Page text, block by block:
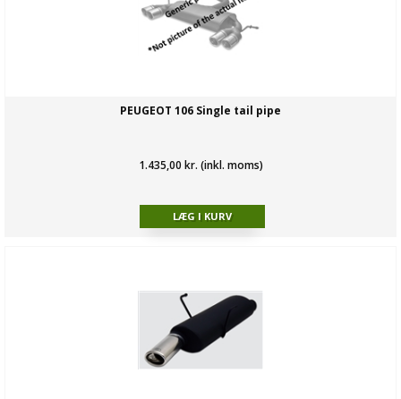
PEUGEOT 106 Single tail pipe
1.435,00 kr. (inkl. moms)